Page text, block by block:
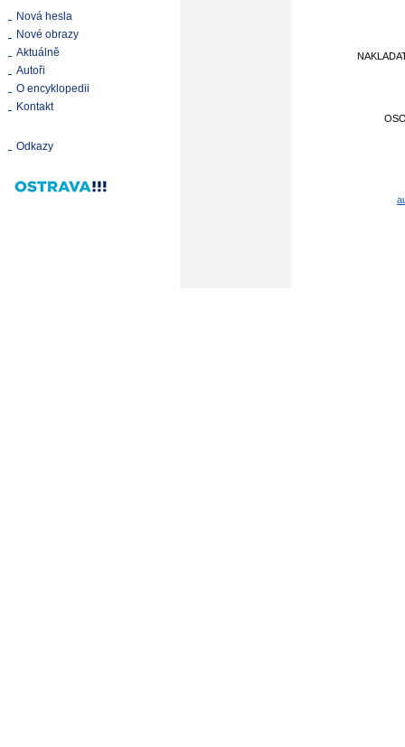
Nová hesla
Nové obrazy
Aktuálně
Autoři
O encyklopedii
Kontakt
Odkazy